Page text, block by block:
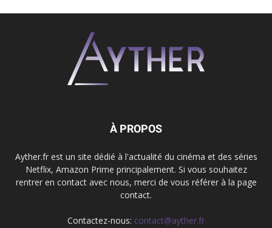
À PROPOS
Ayther.fr est un site dédié à l'actualité du cinéma et des séries
Netflix, Amazon Prime principalement. Si vous souhaitez
rentrer en contact avec nous, merci de vous référer à la page
contact.
Contactez-nous: contact@ayther.fr